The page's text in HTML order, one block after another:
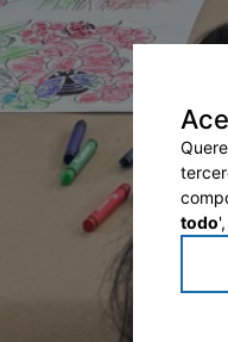
todo